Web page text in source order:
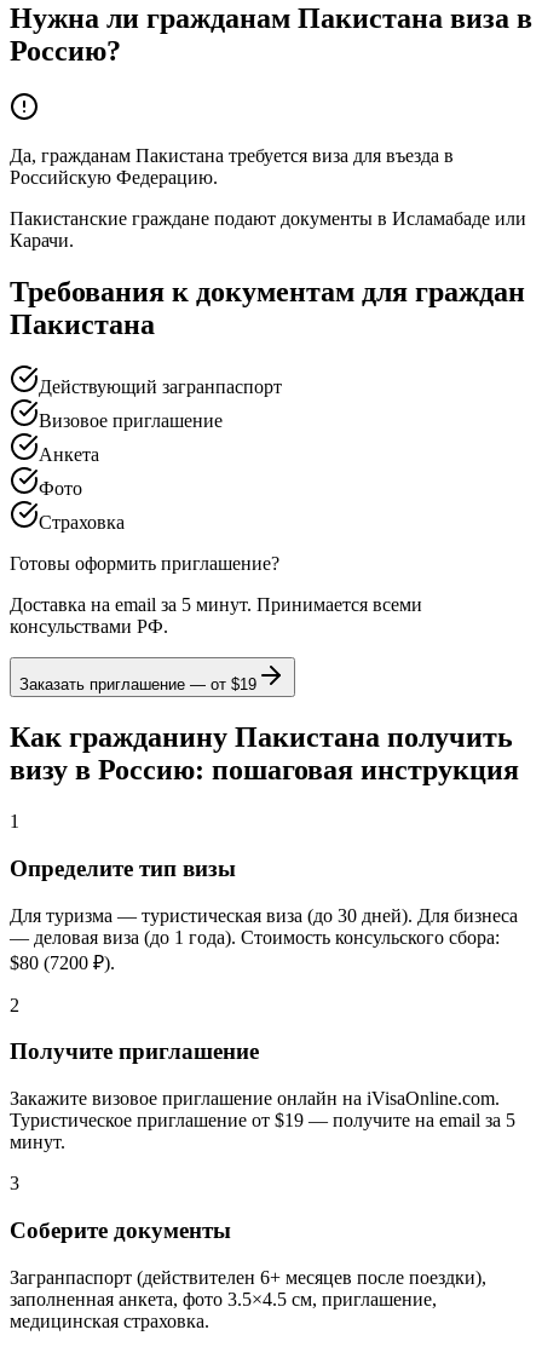
Нужна ли гражданам Пакистана виза в
Россию?
Да, гражданам Пакистана требуется виза для въезда в
Российскую Федерацию.
Пакистанские граждане подают документы в Исламабаде или
Карачи.
Требования к документам для граждан
Пакистана
Действующий загранпаспорт
Визовое приглашение
Анкета
Фото
Страховка
Готовы оформить приглашение?
Доставка на email за 5 минут. Принимается всеми
консульствами РФ.
Заказать приглашение — от $19
Как гражданину Пакистана получить
визу в Россию: пошаговая инструкция
1
Определите тип визы
Для туризма — туристическая виза (до 30 дней). Для бизнеса
— деловая виза (до 1 года). Стоимость консульского сбора:
$80 (7200 ₽).
2
Получите приглашение
Закажите визовое приглашение онлайн на iVisaOnline.com.
Туристическое приглашение от $19 — получите на email за 5
минут.
3
Соберите документы
Загранпаспорт (действителен 6+ месяцев после поездки),
заполненная анкета, фото 3.5×4.5 см, приглашение,
медицинская страховка.